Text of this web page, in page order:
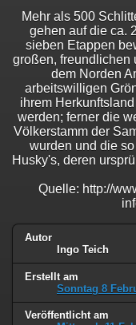
Mehr als 500
gehen auf die ca.
sieben Etappen
großen, freundlichen
dem Norden
arbeitswilligen
ihrem
werden; ferner die
Völkerstamm der
wurden und die
Husky's, deren
Quelle: http://
Autor
Ingo Teich
Erstellt am
Sonntag 8
Veröffentlicht am